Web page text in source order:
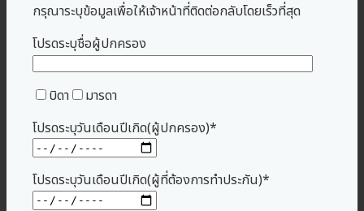
กรุณาระบุข้อมูลเพื่อให้เจ้าหน้าที่ติดต่อกลับโดยเร็วที่สุด
โปรดระบุชื่อผู้ปกครอง
บิดา
มารดา
โปรดระบุวันเดือนปีเกิด(ผู้ปกครอง)*
โปรดระบุวันเดือนปีเกิด(ผู้ที่ต้องการทำประกัน)*